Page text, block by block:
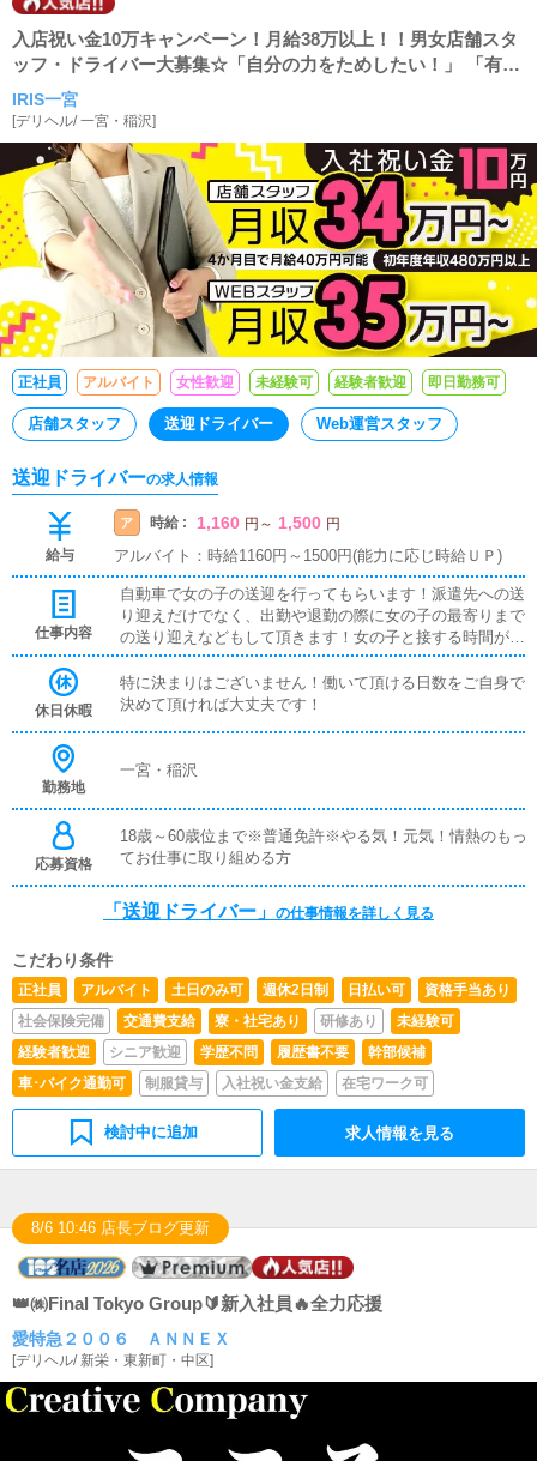
入店祝い金10万キャンペーン！月給38万以上！！男女店舗スタ
ッフ・ドライバー大募集☆「自分の力をためしたい！」 「有名
店で頑張ってみたい！」 「未経験でも安心できるお店で働きた
い！」 と思う皆様！！是非ふるってご応募下さい！！
IRIS一宮
[デリヘル/一宮・稲沢]
正社員 アルバイト 女性歓迎 未経験可 経験者歓迎 即日勤務可
店舗スタッフ 送迎ドライバー Web運営スタッフ
送迎ドライバーの求人情報
給与
ア 時給 : 1,160 円 ～ 1,500 円
アルバイト：時給1160円～1500円(能力に応じ時給ＵＰ)
仕事内容
自動車で女の子の送迎を行ってもらいます！派遣先への送
り迎えだけでなく、出勤や退勤の際に女の子の最寄りまで
の送り迎えなどもして頂きます！女の子と接する時間が多
いお仕事なので気を配る必要がある場面などもあります
が、清潔感のある方・安全運転出来る方であれば誰でも大
歓迎です！
休日休暇
特に決まりはございません！働いて頂ける日数をご自身で
決めて頂ければ大丈夫です！
勤務地
一宮・稲沢
応募資格
18歳～60歳位まで※普通免許※やる気！元気！情熱のもっ
てお仕事に取り組める方
「送迎ドライバー」 の仕事情報を詳しく見る
こだわり条件
正社員 アルバイト 土日のみ可 週休2日制 日払い可
資格手当あり
社会保険完備
交通費支給 寮・社宅あり 研修あり
未経験可
経験者歓迎
シニア歓迎 学歴不問 履歴書不要
幹部候補
車･バイク通勤可
制服貸与 入社祝い金支給 在宅ワーク可
検討中に追加 求人情報を見る
8/6 10:46 店長ブログ更新
👑㈱Final Tokyo Group🔰新入社員🔥全力応援
愛特急２００６ ＡＮＮＥＸ
[デリヘル/ 新栄・東新町・中区]